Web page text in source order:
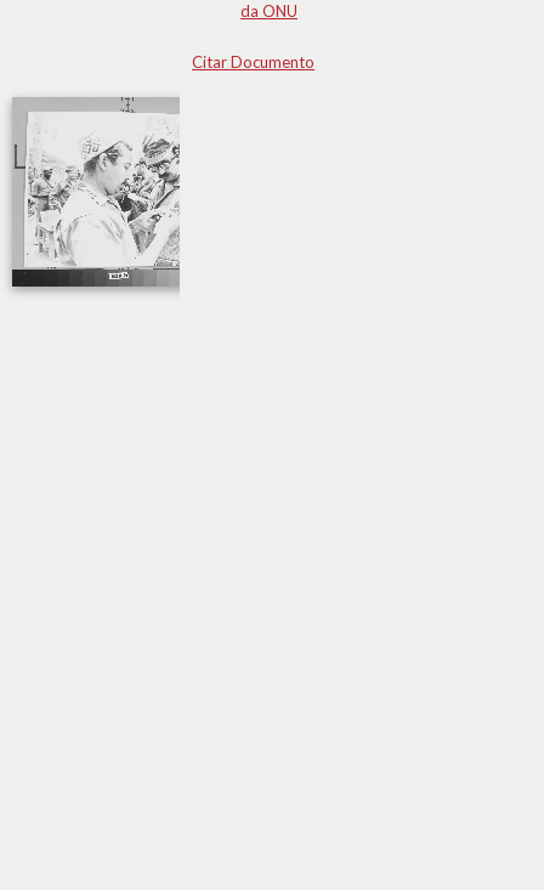
da ONU
Citar Documento